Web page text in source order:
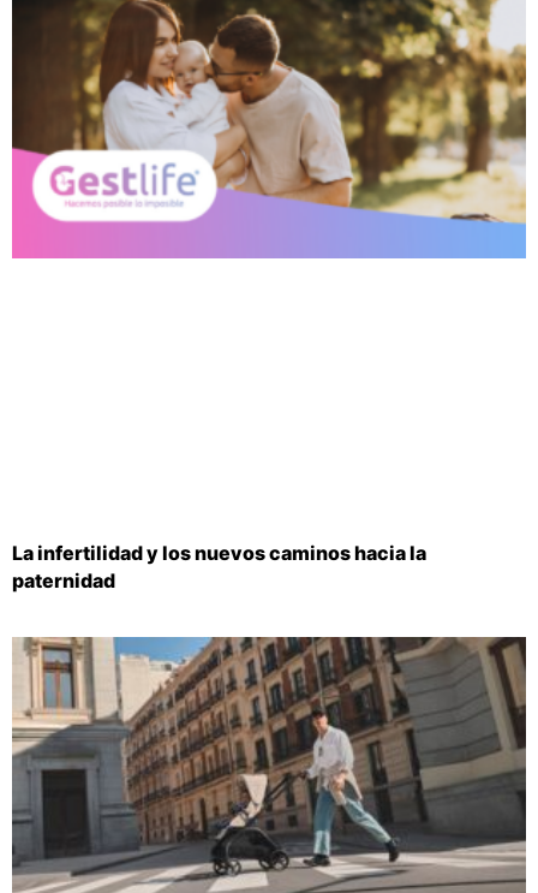
La infertilidad y los nuevos caminos hacia la
paternidad